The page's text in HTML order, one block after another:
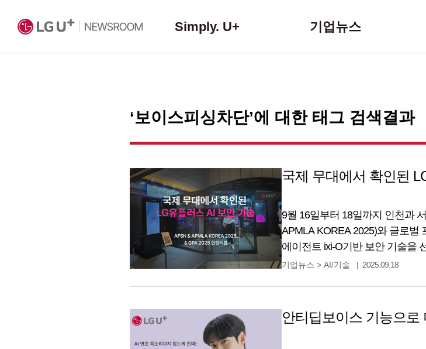
Simply. U+ 기업뉴스
‘보이스피싱차단’에 대한 태그 검색결과
국제 무대에서 확인된
9월 16일부터 18일까지 인천과
APMLA KOREA 2025)와 글로벌
에이전트 ixi-O기반 보안 기술을
체험 부스를 통해, 국내외 전문가
기업뉴스 >AI/기술 2025.09.18
안티딥보이스 기능으로